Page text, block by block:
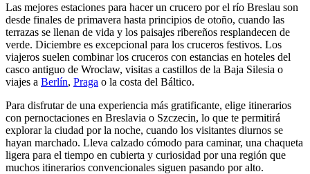
Las mejores estaciones para hacer un crucero por el río Breslau son
desde finales de primavera hasta principios de otoño, cuando las
terrazas se llenan de vida y los paisajes ribereños resplandecen de
verde. Diciembre es excepcional para los cruceros festivos. Los
viajeros suelen combinar los cruceros con estancias en hoteles del
casco antiguo de Wroclaw, visitas a castillos de la Baja Silesia o
viajes a Berlín, Praga o la costa del Báltico.
Para disfrutar de una experiencia más gratificante, elige itinerarios
con pernoctaciones en Breslavia o Szczecin, lo que te permitirá
explorar la ciudad por la noche, cuando los visitantes diurnos se
hayan marchado. Lleva calzado cómodo para caminar, una chaqueta
ligera para el tiempo en cubierta y curiosidad por una región que
muchos itinerarios convencionales siguen pasando por alto.